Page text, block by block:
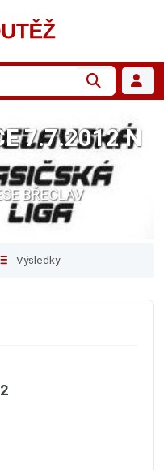
7.7.2012 N
BŘECLAV
Výsledky